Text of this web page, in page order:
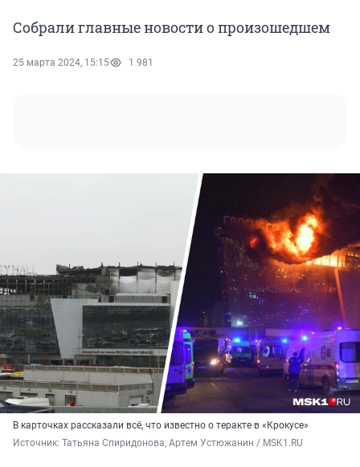
Собрали главные новости о произошедшем
25 марта 2024, 15:15 1 981
В карточках рассказали всё, что известно о теракте в «Крокусе»
Источник: Татьяна Спиридонова, Артем Устюжанин / MSK1.RU